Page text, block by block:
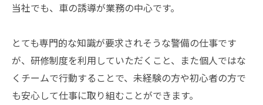
当社でも、車の誘導が業務の中心です。
とても専門的な知識が要求されそうな警備の仕事です
が、研修制度を利用していただくこと、また個人ではな
くチームで行動することで、未経験の方や初心者の方で
も安心して仕事に取り組むことができます。